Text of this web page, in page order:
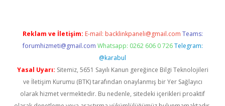
Reklam ve İletişim: E-mail: backlinkpaneli@gmail.com Teams:
forumhizmeti@gmail.com Whatsapp: 0262 606 0 726 Telegram:
@karabul
Yasal Uyarı: Sitemiz, 5651 Sayılı Kanun gereğince Bilgi Teknolojileri
ve İletişim Kurumu (BTK) tarafından onaylanmış bir Yer Sağlayıcı
olarak hizmet vermektedir. Bu nedenle, sitedeki içerikleri proaktif